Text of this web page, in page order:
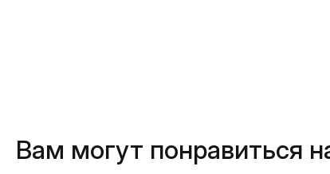
Вам могут понравиться